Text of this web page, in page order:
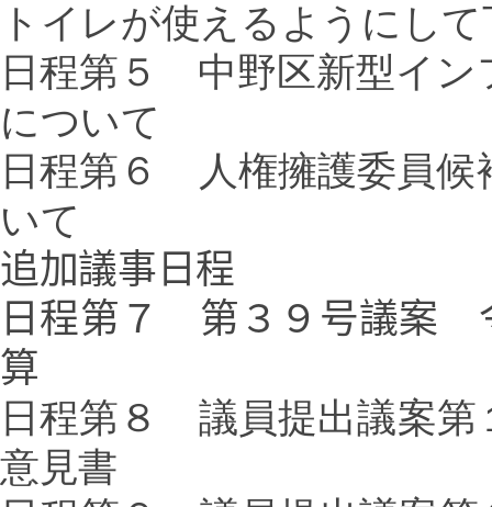
トイレが使えるようにし
日程第５ 中野区新型イン
について
日程第６ 人権擁護委員候
いて
追加議事日程
日程第７ 第３９号議案
算
日程第８ 議員提出議案
意見書